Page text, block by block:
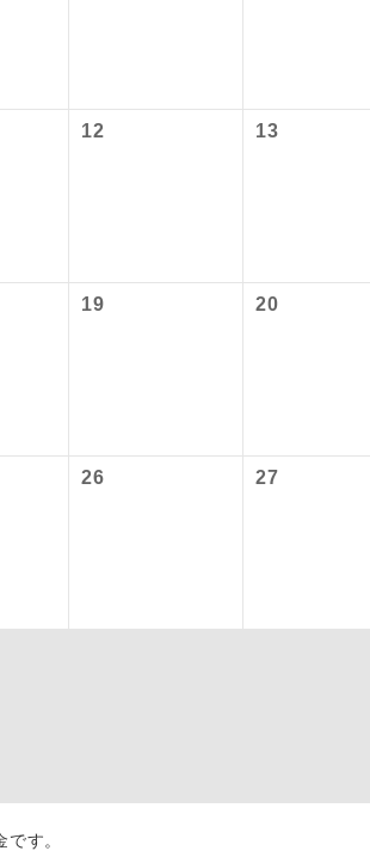
12 13
19 20
26 27
す。
現地到着空港（駅）から最終日出発空港
温泉地にも宿泊するコースです。
1名様から出発可能な個人型プランです。